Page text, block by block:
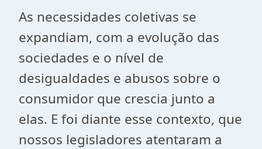
As necessidades coletivas se
expandiam, com a evolução das
sociedades e o nível de
desigualdades e abusos sobre o
consumidor que crescia junto a
elas. E foi diante esse contexto, que
nossos legisladores atentaram a